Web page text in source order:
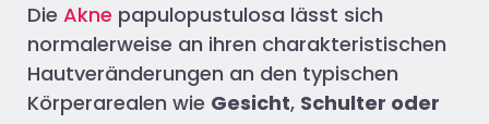
Die Akne papulopustulosa lässt sich
normalerweise an ihren charakteristischen
Hautveränderungen an den typischen
Körperarealen wie Gesicht, Schulter oder